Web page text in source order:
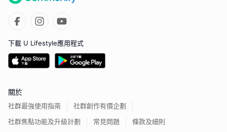
下載 U Lifestyle應用程式
關於
社群最強使用指南
社群創作有價企劃
社群焦點功能及升級計劃
常見問題 條款及細則